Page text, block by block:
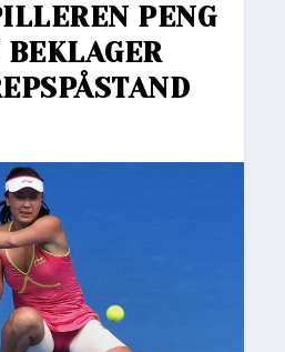
PENG
BEKLAGER